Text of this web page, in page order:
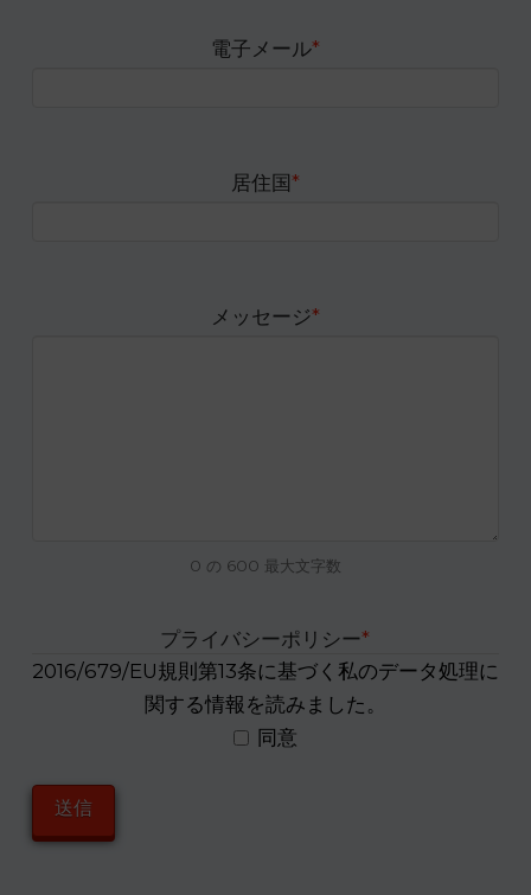
電子メール*
居住国*
メッセージ*
0 の 600 最大文字数
プライバシーポリシー*
2016/679/EU規則第13条に基づく私のデータ処理に
関する情報を読みました。
同意